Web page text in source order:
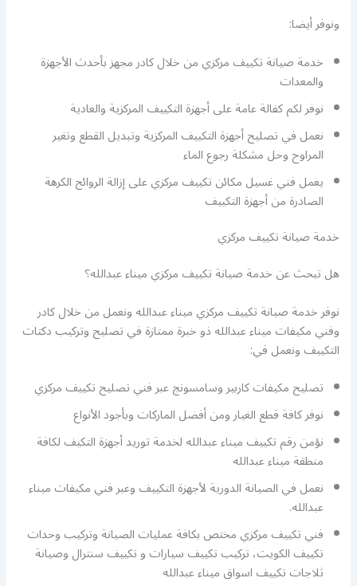
ونوفر أيضا:
خدمة صيانة تكييف مركزي من خلال كادر مجهز بأحدث الأجهزة
والمعدات
نوفر لكم كفالة عامة على أجهزة التكييف المركزية والعادية
نعمل في تصليح أجهزة التكييف المركزية وتبديل القطع وتغير
المراوح وحل مشكلة رجوع الماء
يعمل فني غسيل مكائن تكييف مركزي على إزالة الروائح الكرهة
الصادرة من أجهزة التكييف
خدمة صيانة تكييف مركزي
هل تبحث عن خدمة صيانة تكييف مركزي ميناء عبدالله؟
نوفر خدمة صيانة تكييف مركزي ميناء عبدالله ونعمل من خلال كادر
وفني مكيفات ميناء عبدالله ذو خبرة ممتازة في تصليح وتركيب دكتات
التكييف ونعمل في:
تصليح مكيفات كاربير وسامسونج عبر فني تصليح تكييف مركزي
نوفر كافة قطع الغيار ومن أفضل الماركات وبأجود الأنواع
نؤمن رقم تكييف ميناء عبدالله لخدمة توريد أجهزة التكيف لكافة
منطقة ميناء عبدالله
نعمل في الصيانة الدورية لأجهزة التكييف وعبر فني مكيفات ميناء
عبدالله.
فني تكييف مركزي مختص بكافة عمليات الصيانة وتركيب وحدات
تكييف الكويت، تركيب تكييف سيارات و تكييف سنترال وصيانة
ثلاجات تكييف اسواق ميناء عبدالله